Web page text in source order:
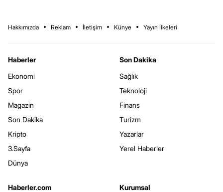
Hakkımızda Reklam İletişim Künye Yayın İlkeleri
Haberler
Ekonomi
Spor
Magazin
Son Dakika
Kripto
3.Sayfa
Dünya
Son Dakika
Sağlık
Teknoloji
Finans
Turizm
Yazarlar
Yerel Haberler
Haberler.com
Kurumsal